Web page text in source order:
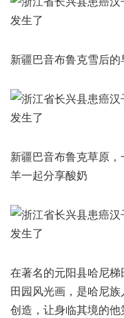
新疆巴音布鲁克雪后的
新疆巴音布鲁克草原
羊一起分享酸奶
在著名的元阳县哈尼
田园风光画，是哈尼族
创造，让身临其境的